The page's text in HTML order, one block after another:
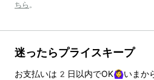
ちら 。
迷ったらプライスキープ
お支払いは 2 日以内でOK🙆‍♀️いまか